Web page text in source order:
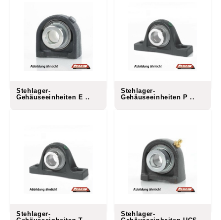
Stehlager-
Gehäuseeinheiten E ..
Stehlager-
Gehäuseeinheiten P ..
Stehlager-
Stehlager-